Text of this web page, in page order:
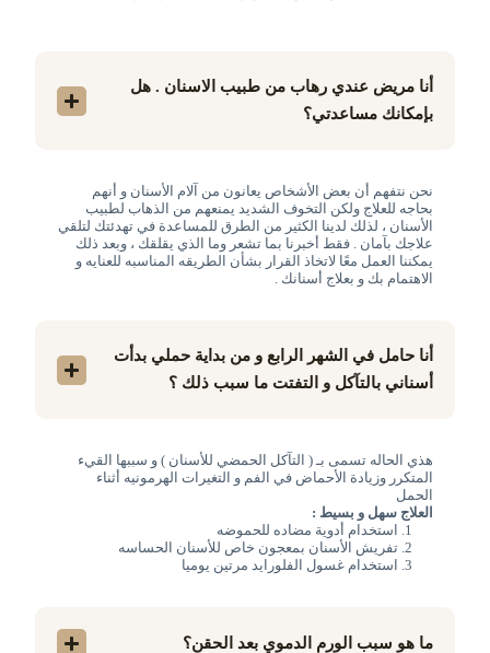
أنا مريض عندي رهاب من طبيب الاسنان . هل
بإمكانك مساعدتي؟
نحن نتفهم أن بعض الأشخاص يعانون من آلام الأسنان و أنهم
بحاجه للعلاج ولكن التخوف الشديد يمنعهم من الذهاب لطبيب
الأسنان ، لذلك لدينا الكثير من الطرق للمساعدة في تهدئتك لتلقي
علاجك بآمان . فقط أخبرنا بما تشعر وما الذي يقلقك ، وبعد ذلك
يمكننا العمل معًا لاتخاذ القرار بشأن الطريقه المناسبه للعنايه و
الاهتمام بك و بعلاج أسنانك .
أنا حامل في الشهر الرابع و من بداية حملي بدأت
أسناني بالتآكل و التفتت ما سبب ذلك ؟
هذي الحاله تسمى بـ ( التآكل الحمضي للأسنان ) و سببها القيء
المتكرر وزيادة الأحماض في الفم و التغيرات الهرمونيه أثناء
الحمل
العلاج سهل و بسيط :
استخدام أدوية مضاده للحموضه
تفريش الأسنان بمعجون خاص للأسنان الحساسه
استخدام غسول الفلورايد مرتين يوميا
ما هو سبب الورم الدموي بعد الحقن؟